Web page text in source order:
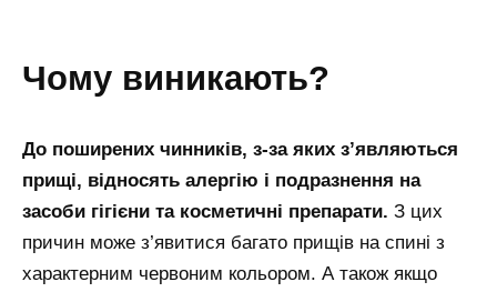
чому виникають?
До поширених чинників, з-за яких з’являються
прищі, відносять алергію і подразнення на
засоби гігієни та косметичні препарати. З цих
причин може з’явитися багато прищів на спині з
характерним червоним кольором. А також якщо